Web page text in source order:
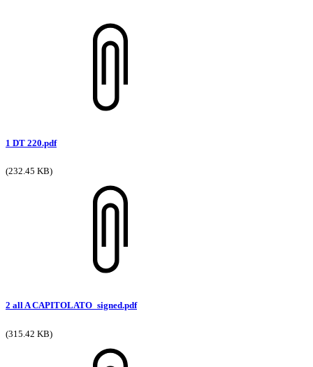
1 DT 220.pdf
(232.45 KB)
2 all A CAPITOLATO_signed.pdf
(315.42 KB)